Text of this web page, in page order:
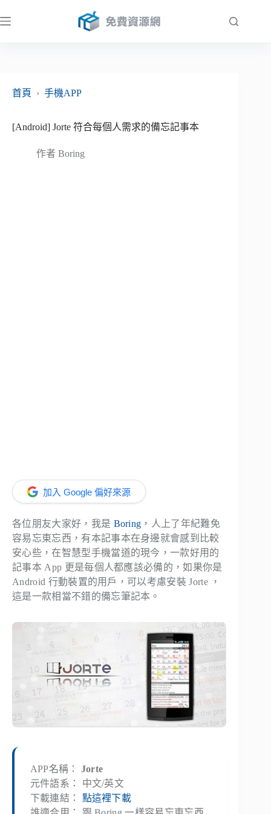
至
首頁
› 手機APP
[Android] Jorte 符合每個人需求的備忘記事本
作者 Boring
加入 Google 偏好來源
各位朋友大家好，我是 Boring ，人上了年紀難免
容易忘東忘西，有本記事本在身邊就會感到比較
安心些，在智慧型手機當道的現今，一款好用的
記事本 App 更是每個人都應該必備的，如果你是
Android 行動裝置的用戶，可以考慮安裝 Jorte ，
這是一款相當不錯的備忘筆記本。
APP名稱： Jorte
元件語系： 中文/英文
下載連結： 點這裡下載